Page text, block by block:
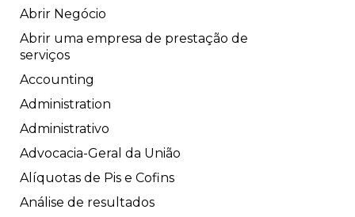
Abrir Negócio
Abrir uma empresa de prestação de
serviços
Accounting
Administration
Administrativo
Advocacia-Geral da União
Alíquotas de Pis e Cofins
Análise de resultados